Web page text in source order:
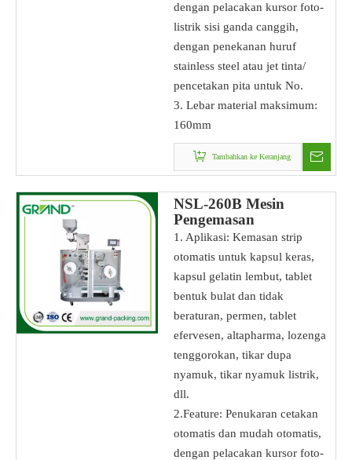
dengan pelacakan kursor foto-
listrik sisi ganda canggih,
dengan penekanan huruf
stainless steel atau jet tinta/
pencetakan pita untuk No.
3. Lebar material maksimum:
160mm
Tambahkan ke Keranjang
NSL-260B Mesin
Pengemasan
Pengemasan Strip
Otomatis
1. Aplikasi: Kemasan strip
otomatis untuk kapsul keras,
kapsul gelatin lembut, tablet
bentuk bulat dan tidak
beraturan, permen, tablet
efervesen, altapharma, lozenga
tenggorokan, tikar dupa
nyamuk, tikar nyamuk listrik,
dll.
2.Feature: Penukaran cetakan
otomatis dan mudah otomatis,
dengan pelacakan kursor foto-